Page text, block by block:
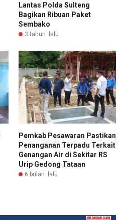
Lantas Polda Sulteng
Bagikan Ribuan Paket
Sembako
3 tahun lalu
Pemkab Pesawaran Pastikan
Penanganan Terpadu Terkait
Genangan Air di Sekitar RS
Urip Gedong Tataan
6 bulan lalu